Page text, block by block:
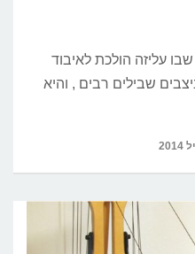
עליזה הולכת לאיבוד
שבילים רבים , והיא